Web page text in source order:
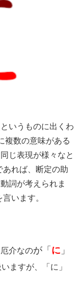
いうものに出くわ
複数の意味がある
じ表現が様々なと
あれば、断定の助
詞が考えられま
います。
介なのが「 に 」
ますが、「に」